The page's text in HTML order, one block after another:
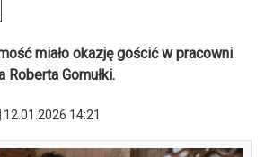
miało okazję gościć w pracowni
Gomułki.
12.01.2026 14:21